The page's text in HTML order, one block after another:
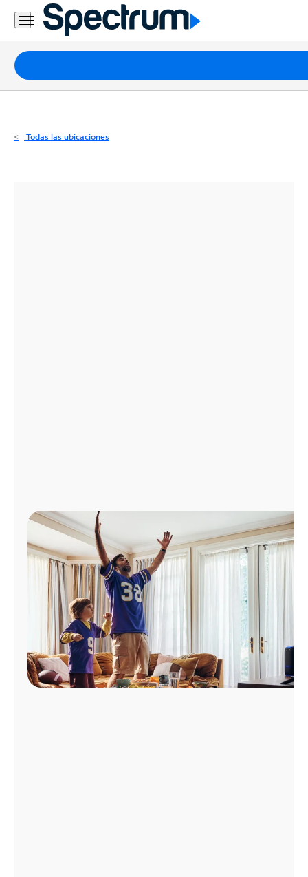
Residencial
Business
Paquetes
Internet
Todas las ubicaciones